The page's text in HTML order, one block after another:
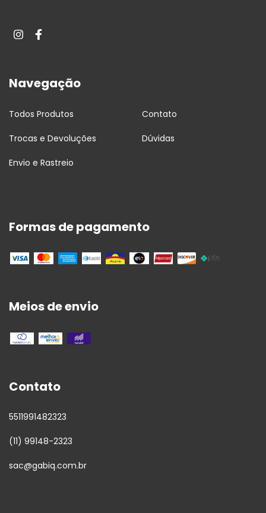
Navegação
Todos Produtos Contato
Trocas e Devoluções Dúvidas
Envio e Rastreio
Formas de pagamento
Meios de envio
Contato
5511991482323
(11) 99148-2323
sac@gabiq.com.br